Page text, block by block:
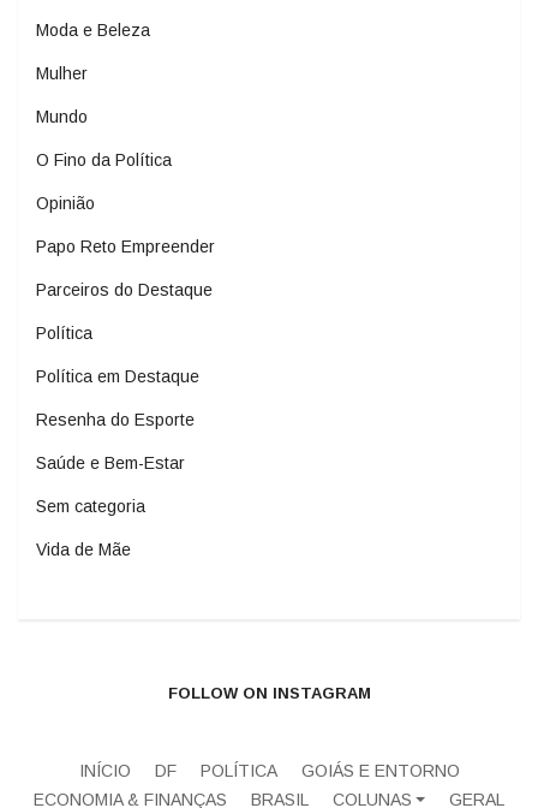
Moda e Beleza
Mulher
Mundo
O Fino da Política
Opinião
Papo Reto Empreender
Parceiros do Destaque
Política
Política em Destaque
Resenha do Esporte
Saúde e Bem-Estar
Sem categoria
Vida de Mãe
FOLLOW ON INSTAGRAM
INÍCIO DF POLÍTICA
GOIÁS E ENTORNO
ECONOMIA & FINANÇAS
BRASIL COLUNAS GERAL